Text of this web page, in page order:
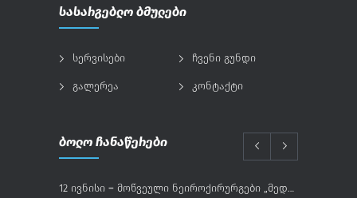
სასარგებლო ბმულები
სერვისები ჩვენი გუნდი
გალერეა კონტაქტი
ბოლო ჩანაწერები
12 ივნისი – მოწვეული ნეიროქირურგები „მედინაში“